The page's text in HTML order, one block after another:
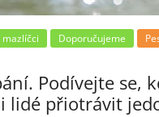
Doporučujeme
Podívejte se,
lidé přiotrávit